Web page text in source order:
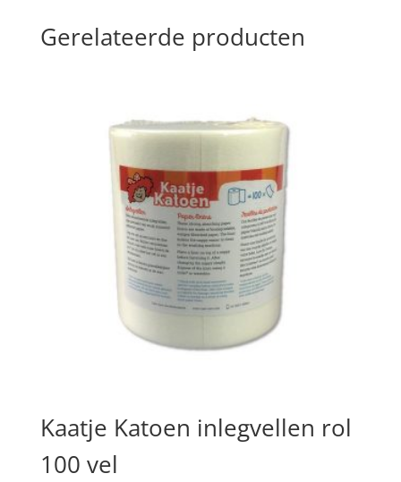
Gerelateerde producten
Kaatje Katoen inlegvellen rol
100 vel